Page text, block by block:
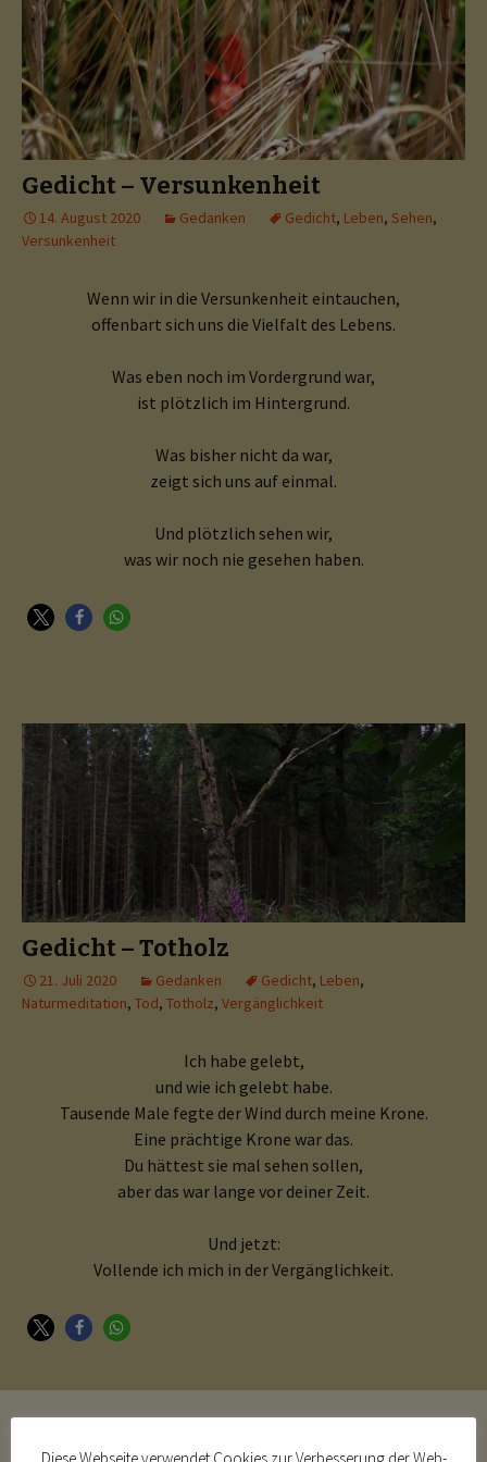
Gedicht – Versunkenheit
14. August 2020 Gedanken Gedicht, Leben, Sehen,
Versunkenheit
Wenn wir in die Versunkenheit eintauchen,
offenbart sich uns die Vielfalt des Lebens.
Was eben noch im Vordergrund war,
ist plötzlich im Hintergrund.
Was bisher nicht da war,
zeigt sich uns auf einmal.
Und plötzlich sehen wir,
was wir noch nie gesehen haben.
Gedicht – Totholz
21. Juli 2020 Gedanken Gedicht, Leben,
Naturmeditation, Tod, Totholz, Vergänglichkeit
Ich habe gelebt,
und wie ich gelebt habe.
Tausende Male fegte der Wind durch meine Krone.
Eine prächtige Krone war das.
Du hättest sie mal sehen sollen,
aber das war lange vor deiner Zeit.
Und jetzt:
Vollende ich mich in der Vergänglichkeit.